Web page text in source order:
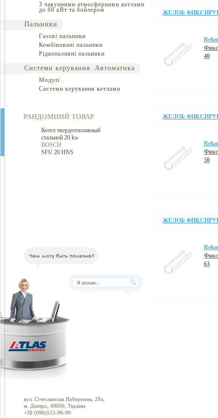
З чавунними атмосферними котлами
до 60 кВт та бойлером
Пальники
Газові пальники
Комбіновані пальники
Рідкопаливні пальники
Системи керування. Автоматика
Модулі
Системи керування котлами
РАНДОМНИЙ ТОВАР
Котел твердотопливный
стальной 20 kw
BOSCH
SFU 20 HNS
ЖЕЛОБ
40
ЖЕЛОБ
50
ЖЕЛОБ
63
вул. Січеславська Набережна, 29а,
м. Дніпро, 49000, Україна
+38 (096)515-96-99